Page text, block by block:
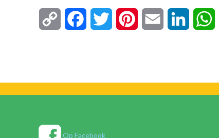
Copy FacebookTwitter Pinterest Email LinkedIn
Op Facebook